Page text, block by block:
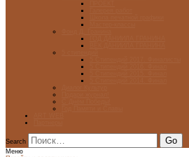
Search
Меню